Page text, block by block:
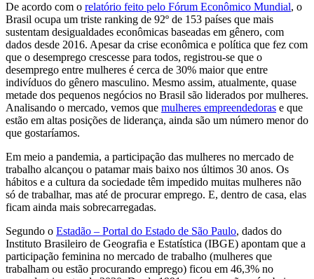
De acordo com o relatório feito pelo Fórum Econômico Mundial, o
Brasil ocupa um triste ranking de 92º de 153 países que mais
sustentam desigualdades econômicas baseadas em gênero, com
dados desde 2016. Apesar da crise econômica e política que fez com
que o desemprego crescesse para todos, registrou-se que o
desemprego entre mulheres é cerca de 30% maior que entre
indivíduos do gênero masculino. Mesmo assim, atualmente, quase
metade dos pequenos negócios no Brasil são liderados por mulheres.
Analisando o mercado, vemos que mulheres empreendedoras e que
estão em altas posições de liderança, ainda são um número menor do
que gostaríamos.
Em meio a pandemia, a participação das mulheres no mercado de
trabalho alcançou o patamar mais baixo nos últimos 30 anos. Os
hábitos e a cultura da sociedade têm impedido muitas mulheres não
só de trabalhar, mas até de procurar emprego. E, dentro de casa, elas
ficam ainda mais sobrecarregadas.
Segundo o Estadão – Portal do Estado de São Paulo, dados do
Instituto Brasileiro de Geografia e Estatística (IBGE) apontam que a
participação feminina no mercado de trabalho (mulheres que
trabalham ou estão procurando emprego) ficou em 46,3% no